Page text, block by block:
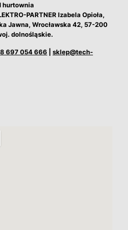
hurtownia
PARTNER Izabela Opioła,
Jawna, Wrocławska 42, 57-200
dolnośląskie.
697 054 666
sklep@tech-